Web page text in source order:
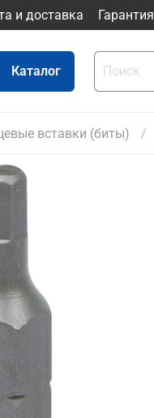
и доставка Гарантия
Каталог
вставки (биты)